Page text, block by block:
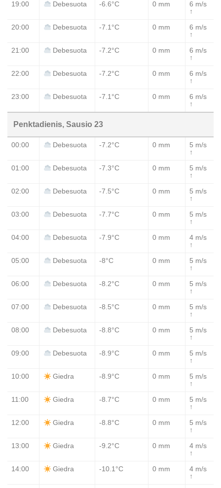
19:00 Debesuota -6.6°C 0 mm
6 m/s
↑
20:00 Debesuota -7.1°C 0 mm
6 m/s
↑
21:00 Debesuota -7.2°C 0 mm
6 m/s
↑
22:00 Debesuota -7.2°C 0 mm
6 m/s
↑
23:00 Debesuota -7.1°C 0 mm
6 m/s
↑
Penktadienis, Sausio 23
00:00 Debesuota -7.2°C 0 mm
5 m/s
↑
01:00 Debesuota -7.3°C 0 mm
5 m/s
↑
02:00 Debesuota -7.5°C 0 mm
5 m/s
↑
03:00 Debesuota -7.7°C 0 mm
5 m/s
↑
04:00 Debesuota -7.9°C 0 mm
4 m/s
↑
05:00 Debesuota -8°C 0 mm
5 m/s
↑
06:00 Debesuota -8.2°C 0 mm
5 m/s
↑
07:00 Debesuota -8.5°C 0 mm
5 m/s
↑
08:00 Debesuota -8.8°C 0 mm
5 m/s
↑
09:00 Debesuota -8.9°C 0 mm
5 m/s
↑
10:00 Giedra -8.9°C 0 mm
5 m/s
↑
11:00 Giedra -8.7°C 0 mm
5 m/s
↑
12:00 Giedra -8.8°C 0 mm
5 m/s
↑
13:00 Giedra -9.2°C 0 mm
4 m/s
↑
14:00 Giedra -10.1°C 0 mm
4 m/s
↑